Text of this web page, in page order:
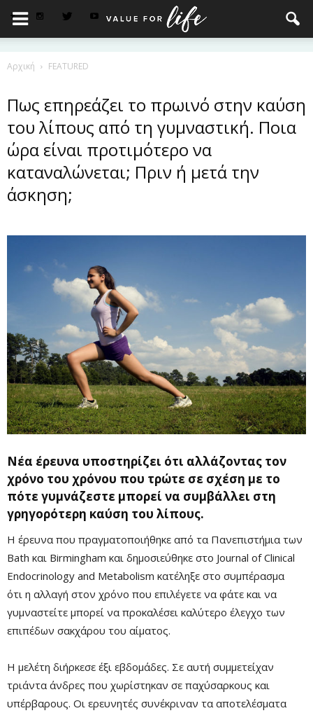
Αρχική FEATURED
Πως επηρεάζει το πρωινό στην καύση
του λίπους από τη γυμναστική. Ποια
ώρα είναι προτιμότερο να
καταναλώνεται; Πριν ή μετά την
άσκηση;
Νέα έρευνα υποστηρίζει ότι αλλάζοντας τον
χρόνο του χρόνου που τρώτε σε σχέση με το
πότε γυμνάζεστε μπορεί να συμβάλλει στη
γρηγορότερη καύση του λίπους.
Η έρευνα που πραγματοποιήθηκε από τα Πανεπιστήμια των
Bath και Birmingham και δημοσιεύθηκε στο Journal of Clinical
Endocrinology and Metabolism κατέληξε στο συμπέρασμα
ότι η αλλαγή στον χρόνο που επιλέγετε να φάτε και να
γυμναστείτε μπορεί να προκαλέσει καλύτερο έλεγχο των
επιπέδων σακχάρου του αίματος.
Mute
Η μελέτη διήρκεσε έξι εβδομάδες. Σε αυτή συμμετείχαν
τριάντα άνδρες που χωρίστηκαν σε παχύσαρκους και
υπέρβαρους. Οι ερευνητές συνέκριναν τα αποτελέσματα